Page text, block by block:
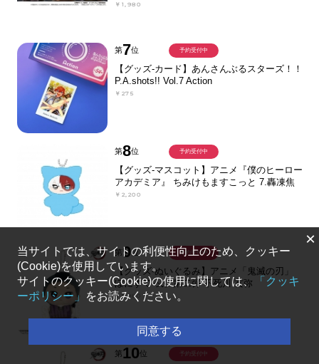
￥1,980
第7位
【グッズ-カード】あんさんぶるスターズ！！
P.A.shots!! Vol.7 Action
￥275
予約受付中
第8位
【グッズ-マスコット】アニメ『僕のヒーロー
アカデミア』 ちみけもますこっと 7.轟凍焦
￥2,200
予約受付中
第9位
【グッズ-ぬいぐるみ】アニメ「鬼滅の刃」
ぽにすてっぷ 第二弾 不死川 玄弥
￥1,980
予約受付中
第10位 予約受付中
×
当サイトでは、サイトの利便性向上のため、クッキー
(Cookie)を使用しています。
サイトのクッキー(Cookie)の使用に関しては、
「クッキ
ーポリシー」
をお読みください。
同意する